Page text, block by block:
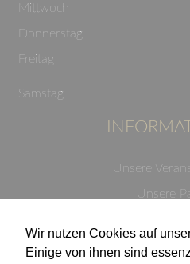
Wir nutzen Cookies auf
Einige von ihnen sind
Mittwoch
Donnerstag
Freitag
Samstag
Unsere
Unsere